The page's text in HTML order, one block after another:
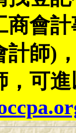
商會
計師)
，可